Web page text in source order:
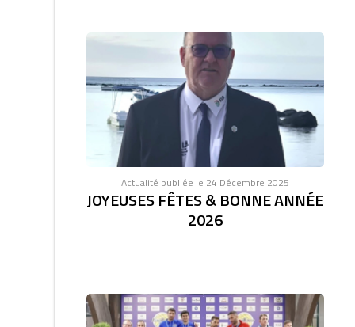
Actualité publiée le 24 Décembre 2025
JOYEUSES FÊTES & BONNE ANNÉE
2026